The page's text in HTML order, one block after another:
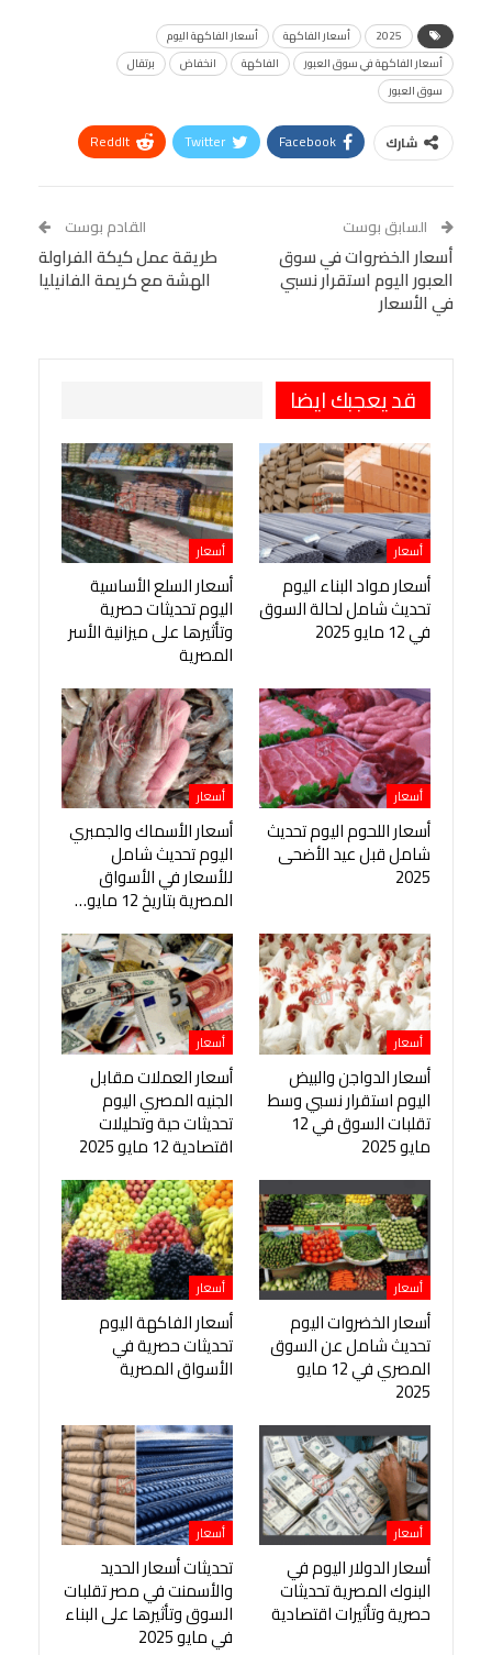
2025 أسعار الفاكهة
أسعار الفاكهة اليوم
أسعار الفاكهة في سوق العبور
الفاكهة انخفاض
برتقال
سوق العبور
شارك Facebook
Twitter
ReddIt
Tumblr
البريد الإلكتروني
StumbleUpon
VK
Digg
LINE
BlackBerry
Viber
السابق بوست
أسعار الخضروات في سوق
العبور اليوم استقرار نسبي
في الأسعار
القادم بوست
طريقة عمل كيكة الفراولة
الهشة مع كريمة الفانيليا
قد يعجبك ايضا
أسعار
أسعار مواد البناء اليوم
تحديث شامل لحالة السوق
في 12 مايو 2025
أسعار
أسعار السلع الأساسية
اليوم تحديثات حصرية
وتأثيرها على ميزانية الأسر
المصرية
أسعار
أسعار اللحوم اليوم تحديث
شامل قبل عيد الأضحى
2025
أسعار
أسعار الأسماك والجمبري
اليوم تحديث شامل
للأسعار في الأسواق
المصرية بتاريخ 12 مايو…
أسعار
أسعار الدواجن والبيض
اليوم استقرار نسبي وسط
تقلبات السوق في 12
مايو 2025
أسعار
أسعار العملات مقابل
الجنيه المصري اليوم
تحديثات حية وتحليلات
اقتصادية 12 مايو 2025
أسعار
أسعار الخضروات اليوم
تحديث شامل عن السوق
المصري في 12 مايو
2025
أسعار
أسعار الفاكهة اليوم
تحديثات حصرية في
الأسواق المصرية
أسعار
أسعار الدولار اليوم في
البنوك المصرية تحديثات
حصرية وتأثيرات اقتصادية
أسعار
تحديثات أسعار الحديد
والأسمنت في مصر تقلبات
السوق وتأثيرها على البناء
في مايو 2025